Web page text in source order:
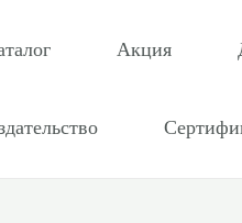
Акция